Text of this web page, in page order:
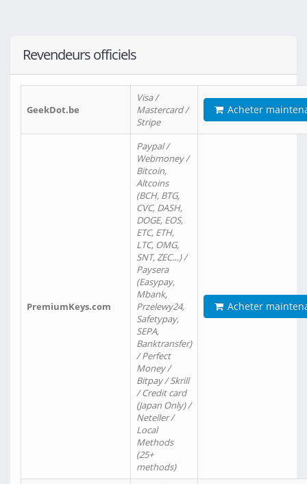
Revendeurs officiels
GeekDot.be
Visa /
Mastercard /
Stripe
Acheter
PremiumKeys.com
Paypal /
Webmoney /
Bitcoin,
Altcoins
(BCH, BTG,
CVC, DASH,
DOGE, EOS,
ETC, ETH,
LTC, OMG,
SNT, ZEC…) /
Paysera
(Easypay,
Mbank,
Przelewy24,
Safetypay,
SEPA,
Banktransfer)
/ Perfect
Money /
Bitpay / Skrill
/ Credit card
(Japan Only) /
Neteller /
Local
Methods
(25+
methods)
Acheter